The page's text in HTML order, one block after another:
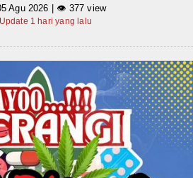
Agu 2026 | 👁 377 view
1 hari yang lalu